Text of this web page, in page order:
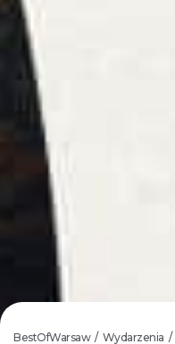
BestOfWarsaw / Wydarzenia /